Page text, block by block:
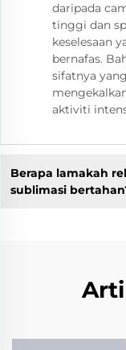
daripada
tinggi dan
keselesaan
bernafas.
sifatnya
aktiviti
Berapa lamakah
sublimasi